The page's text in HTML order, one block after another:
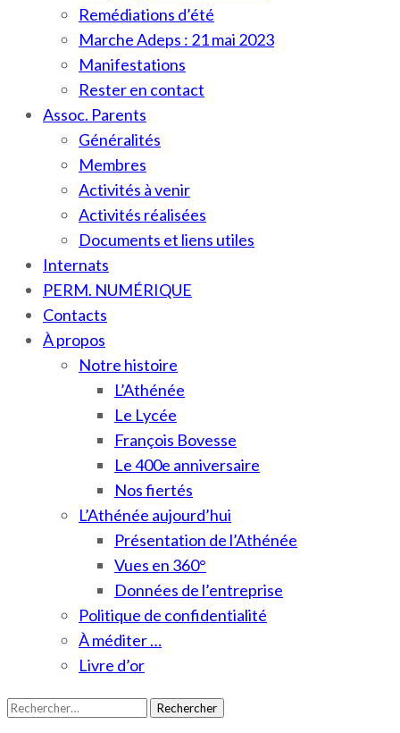
Remédiations d’été
Marche Adeps : 21 mai 2023
Manifestations
Rester en contact
Assoc. Parents
Généralités
Membres
Activités à venir
Activités réalisées
Documents et liens utiles
Internats
PERM. NUMÉRIQUE
Contacts
À propos
Notre histoire
L’Athénée
Le Lycée
François Bovesse
Le 400e anniversaire
Nos fiertés
L’Athénée aujourd’hui
Présentation de l’Athénée
Vues en 360°
Données de l’entreprise
Politique de confidentialité
À méditer …
Livre d’or
Rechercher :